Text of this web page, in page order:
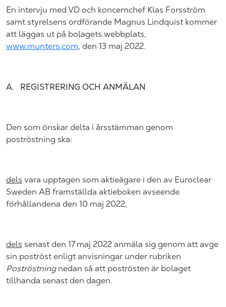
En intervju med VD och koncernchef Klas Forsström
samt styrelsens ordförande Magnus Lindquist kommer
att läggas ut på bolagets webbplats,
www.munters.com, den 13 maj 2022.
A. REGISTRERING OCH ANMÄLAN
Den som önskar delta i årsstämman genom
poströstning ska:
dels vara upptagen som aktieägare i den av Euroclear
Sweden AB framställda aktieboken avseende
förhållandena den 10 maj 2022,
dels senast den 17 maj 2022 anmäla sig genom att avge
sin poströst enligt anvisningar under rubriken
Poströstningnedan så att poströsten är bolaget
tillhanda senast den dagen.